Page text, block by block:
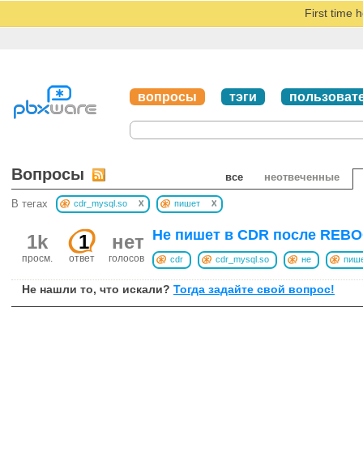
First time
вопросы тэги
все неотвеченные
Вопросы
В тегах cdr_mysql.so x пишет x
нет
голосов
1
ответ
1k
просм.
Не пишет в CDR после
cdr cdr_mysql.so не
Не нашли то, что искали? Тогда задайте свой вопрос!